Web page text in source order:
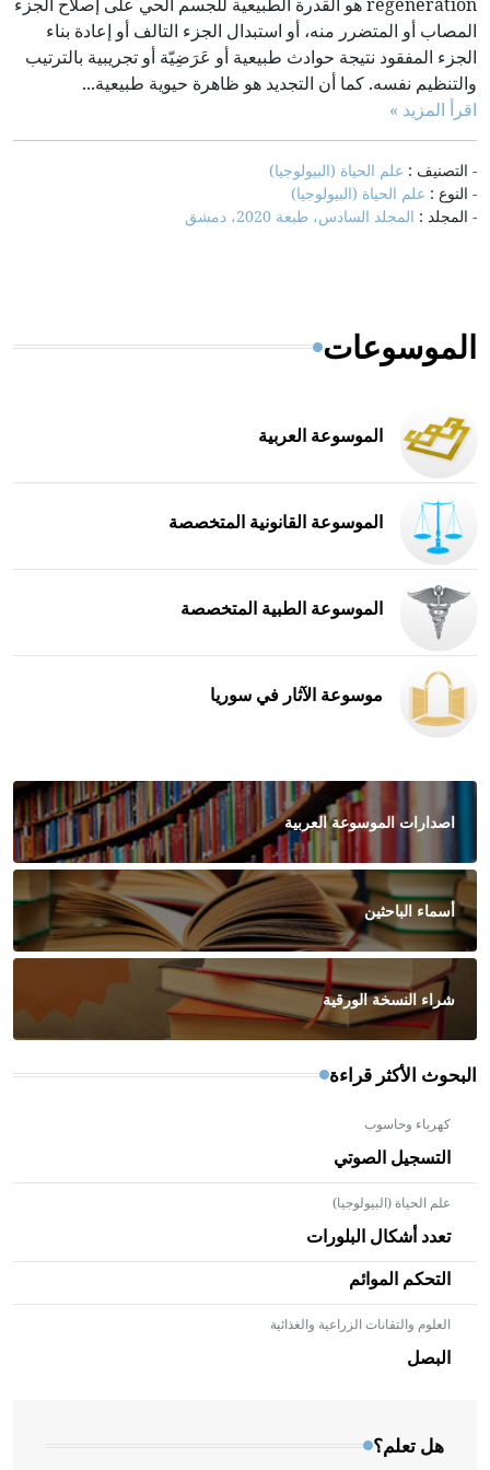
المصاب أو المتضرر منه، أو استبدال الجزء التالف أو إعادة بناء
الجزء المفقود نتيجة حوادث طبيعية أو عَرَضِيّة أو تجريبية بالترتيب
والتنظيم نفسه. كما أن التجديد هو ظاهرة حيوية طبيعية...
اقرأ المزيد »
- التصنيف : علم الحياة (البيولوجيا)
- النوع : علم الحياة (البيولوجيا)
- المجلد : المجلد السادس، طبعة 2020، دمشق
الموسوعات
الموسوعة العربية
الموسوعة القانونية المتخصصة
الموسوعة الطبية المتخصصة
موسوعة الآثار في سوريا
اصدارات الموسوعة العربية
أسماء الباحثين
شراء النسخة الورقية
البحوث الأكثر قراءة
كهرباء وحاسوب
التسجيل الصوتي
علم الحياة (البيولوجيا)
تعدد أشكال البلورات
التحكم الموائم
العلوم والتقانات الزراعية والغذائية
البصل
هل تعلم؟
- هل تعلم أن الأبلق نوع من الفنون الهندسية التي ارتبطت
بالعمارة الإسلامية في بلاد الشام ومصر خاصة، حيث يحرص
المعمار على بناء مداميكه وخاصة في الواجهات